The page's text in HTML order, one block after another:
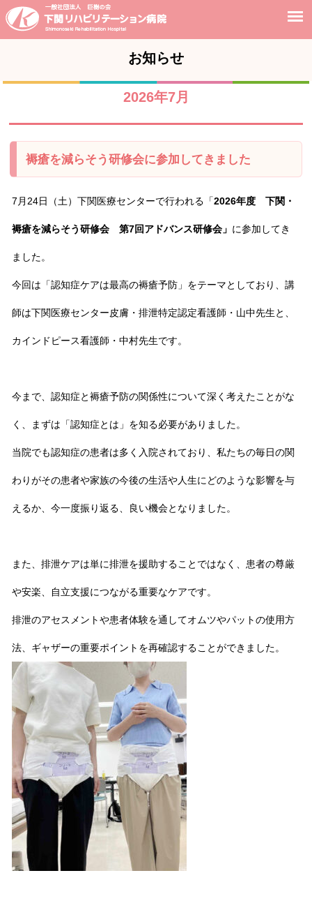
お知らせ
2026年7月
褥瘡を減らそう研修会に参加してきました
7 月 24日（土）下関医療センターで行われる「2026年度 下関・
褥瘡を減らそう研修会 第7回アドバンス研修会」 に参加してき
ました。
今回は「認知症ケアは最高の褥瘡予防」をテーマとしており、講
師は下関医療センター皮膚・排泄特定認定看護師・山中先生と、
カインドピース看護師・中村先生です。
今まで、認知症と褥瘡予防の関係性について深く考えたことがな
く、まずは「認知症とは」を知る必要がありました。
当院でも認知症の患者は多く入院されており、私たちの毎日の関
わりがその患者や家族の今後の生活や人生にどのような影響を与
えるか、今一度振り返る、良い機会となりました。
また、排泄ケアは単に排泄を援助することではなく、患者の尊厳
や安楽、自立支援につながる重要なケアです。
排泄のアセスメントや患者体験を通してオムツやパットの使用方
法、ギャザーの重要ポイントを再確認することができました。